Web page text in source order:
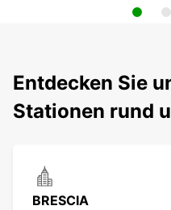
Entdecken Sie
Stationen rund
BRESCIA